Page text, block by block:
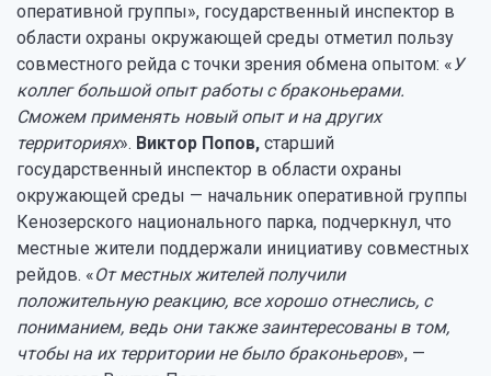
оперативной группы», государственный инспектор в
области охраны окружающей среды отметил пользу
совместного рейда с точки зрения обмена опытом: «У
коллег большой опыт работы с браконьерами.
Сможем применять новый опыт и на других
территориях». Виктор Попов, старший
государственный инспектор в области охраны
окружающей среды — начальник оперативной группы
Кенозерского национального парка, подчеркнул, что
местные жители поддержали инициативу совместных
рейдов. «От местных жителей получили
положительную реакцию, все хорошо отнеслись, с
пониманием, ведь они также заинтересованы в том,
чтобы на их территории не было браконьеров», —